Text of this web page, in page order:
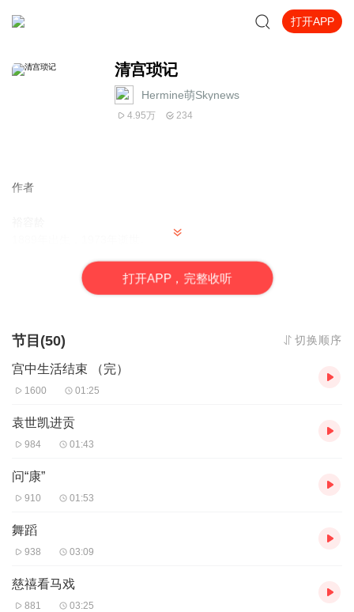
打开APP
清宫琐记
Hermine萌Skynews
4.95万 234
作者
使。在日期间，容龄学习了日本舞、外交礼仪、音乐、古典舞、美
术和插花。随后裕庚又调任满清驻法国公使。她随父亲去了巴黎。
赏并在邓肯的舞剧中多次扮演角色，并被巴黎观众誉为“东方蝴蝶舞
后”。当时是1902年， 她才13岁。
1903年容龄回国。鉴于其出色的英语，名门背景以及聪明机灵的性
格，容龄深受慈禧赏识，成为慈禧的御前女官。
《清宫琐记》
即为裕容龄在清宫时慈禧身侧的所闻所见。本书语言朴实无华，通
此书于1957年北京出版社出版。原版已经绝版。
如有内容与原版失实或者发音错误的地方，请听者留言，十分感
非常高兴可以把这么好的书分享给大家。
打开APP，完整收听
节目(50) 切换顺序
宫中生活结束 （完）
1600 01:25
袁世凯进贡
984 01:43
问“康”
910 01:53
舞蹈
938 03:09
慈禧看马戏
881 03:25